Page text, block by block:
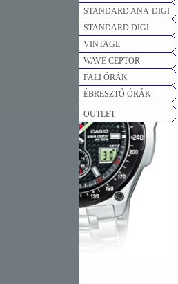
STANDARD ANA-DIGI
STANDARD DIGI
VINTAGE
WAVE CEPTOR
FALI ÓRÁK
ÉBRESZTŐ ÓRÁK
OUTLET